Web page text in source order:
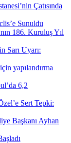
Çatısında
Sunuldu
186. Kuruluş Yıl
Sarı Uyarı:
yapılandırma
6,2
Sert Tepki:
Başkanı Ayhan